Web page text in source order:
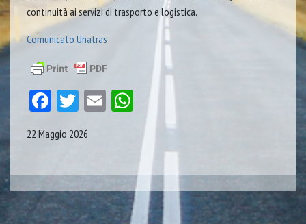
continuità ai servizi di trasporto e logistica.
Comunicato Unatras
Facebook
Twitter
EmailWhatsApp
22 Maggio 2026